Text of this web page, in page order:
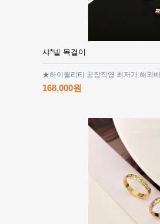
샤*넬 목걸이
★하이퀄리티 공장직영 최저가 해외
168,000원